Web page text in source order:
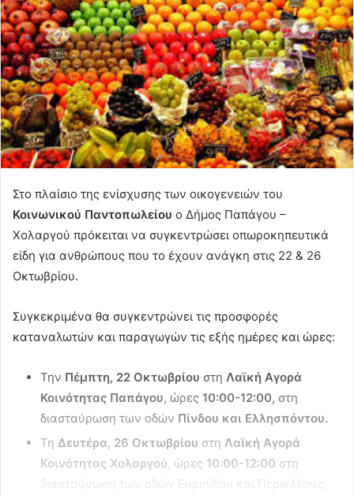
Στο πλαίσιο της ενίσχυσης των οικογενειών του
Κοινωνικού Παντοπωλείου ο Δήμος Παπάγου –
Χολαργού πρόκειται να συγκεντρώσει οπωροκηπευτικά
είδη για ανθρώπους που το έχουν ανάγκη στις 22 & 26
Οκτωβρίου.
Συγκεκριμένα θα συγκεντρώνει τις προσφορές
καταναλωτών και παραγωγών τις εξής ημέρες και ώρες:
Την Πέμπτη, 22 Οκτωβρίου στη Λαϊκή Αγορά
Κοινότητας Παπάγου, ώρες 10:00-12:00, στη
διασταύρωση των οδών Πίνδου και Ελλησπόντου.
Τη Δευτέρα, 26 Οκτωβρίου στη Λαϊκή Αγορά
Κοινότητας Χολαργού, ώρες 10:00-12:00 στη
διασταύρωση των οδών Ευριπίδου και Περικλέους,